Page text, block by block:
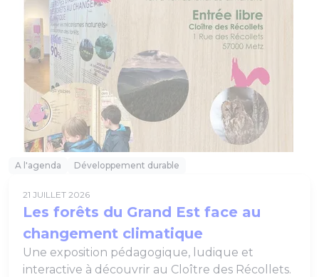
A l'agenda Développement durable
21 JUILLET 2026
Les forêts du Grand Est face au
changement climatique
Une exposition pédagogique, ludique et
interactive à découvrir au Cloître des Récollets.